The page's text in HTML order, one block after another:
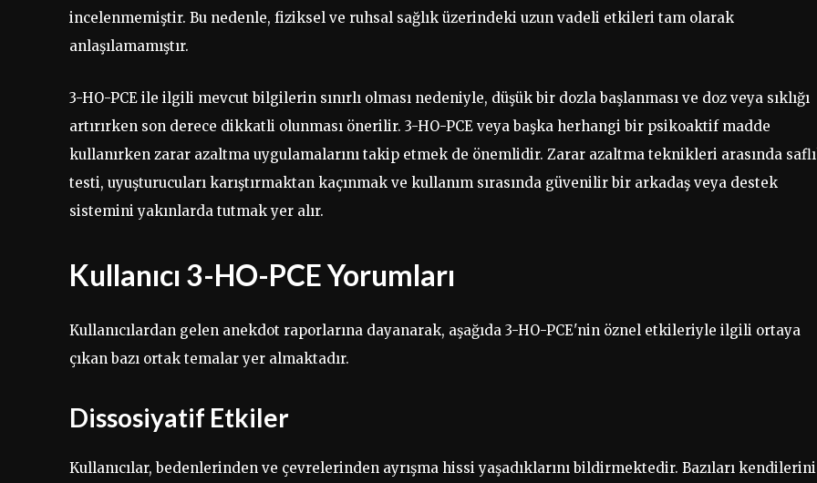
incelenmemiştir. Bu nedenle, fiziksel ve ruhsal sağlık üzerindeki uzun vadeli etkileri tam olarak
anlaşılamamıştır.
3-HO-PCE ile ilgili mevcut bilgilerin sınırlı olması nedeniyle, düşük bir dozla başlanması ve doz veya sıklığı
artırırken son derece dikkatli olunması önerilir. 3-HO-PCE veya başka herhangi bir psikoaktif madde
kullanırken zarar azaltma uygulamalarını takip etmek de önemlidir. Zarar azaltma teknikleri arasında
testi, uyuşturucuları karıştırmaktan kaçınmak ve kullanım sırasında güvenilir bir arkadaş veya destek
sistemini yakınlarda tutmak yer alır.
Kullanıcı 3-HO-PCE Yorumları
Kullanıcılardan gelen anekdot raporlarına dayanarak, aşağıda 3-HO-PCE'nin öznel etkileriyle ilgili ortaya
çıkan bazı ortak temalar yer almaktadır.
Dissosiyatif Etkiler
Kullanıcılar, bedenlerinden ve çevrelerinden ayrışma hissi yaşadıklarını bildirmektedir. Bazıları kendilerini